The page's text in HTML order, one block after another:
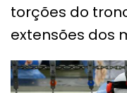
torções do
extensões dos